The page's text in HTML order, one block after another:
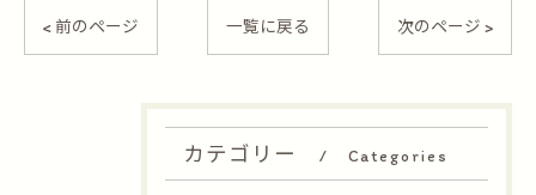
< 前のページ 一覧に戻る 次のページ >
カテゴリー Categories